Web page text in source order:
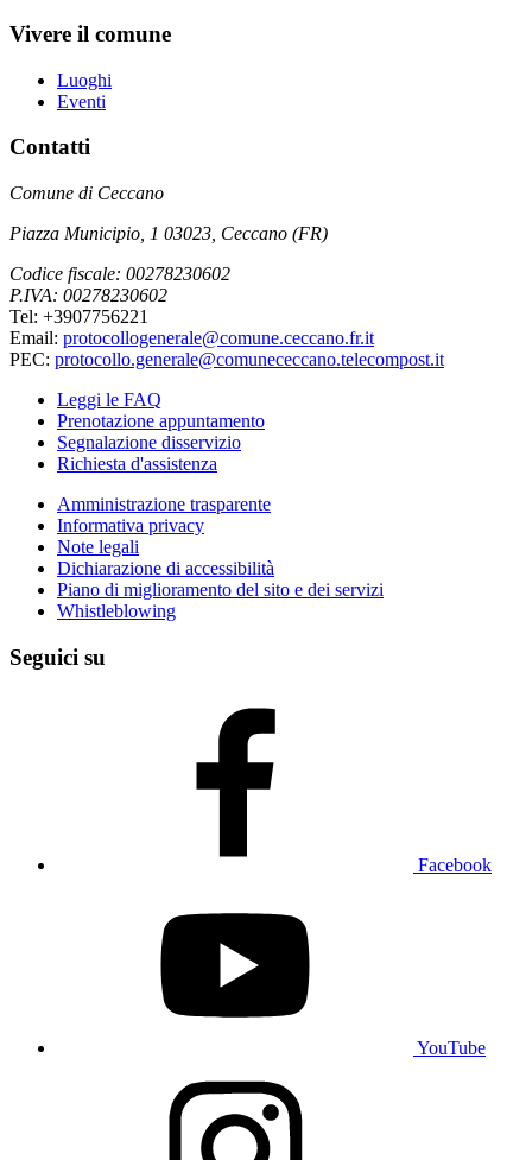
Vivere il comune
Luoghi
Eventi
Contatti
Comune di Ceccano
Piazza Municipio, 1 03023, Ceccano (FR)
Codice fiscale: 00278230602
P.IVA: 00278230602
Tel: +3907756221
Email: protocollogenerale@comune.ceccano.fr.it
PEC: protocollo.generale@comunececcano.telecompost.it
Leggi le FAQ
Prenotazione appuntamento
Segnalazione disservizio
Richiesta d'assistenza
Amministrazione trasparente
Informativa privacy
Note legali
Dichiarazione di accessibilità
Piano di miglioramento del sito e dei servizi
Whistleblowing
Seguici su
Facebook
YouTube